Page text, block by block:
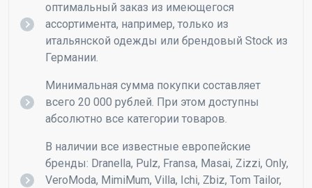
Цена в ритейле 3000-6000 ₽/шт
Вес лота 10 кг
оптимальный заказ из имеющегося
ассортимента, например, только из
итальянской одежды или брендовый Stock из
Германии.
Минимальная сумма покупки составляет
всего 20 000 рублей. При этом доступны
абсолютно все категории товаров.
В наличии все известные европейские
бренды: Dranella, Pulz, Fransa, Masai, Zizzi, Only,
VeroModa, MimiMum, Villa, Ichi, Zbiz, Tom Tailor,